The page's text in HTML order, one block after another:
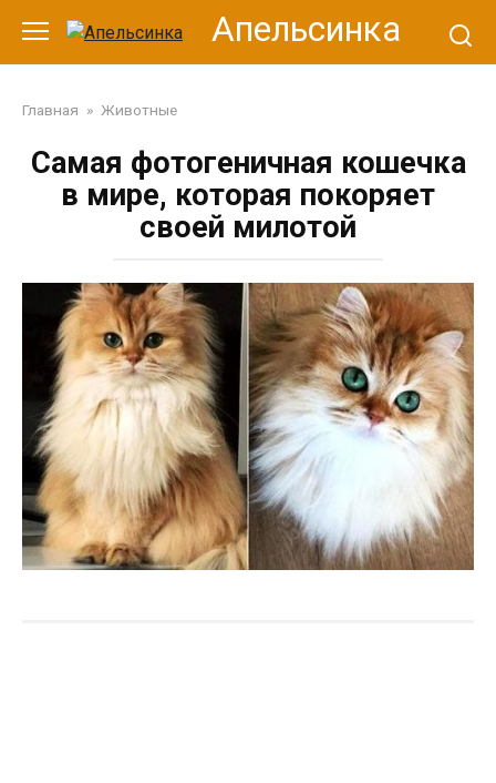
контенту
Апельсинка
Главная » Животные
Самая фотогеничная кошечка
в мире, которая покоряет
своей милотой